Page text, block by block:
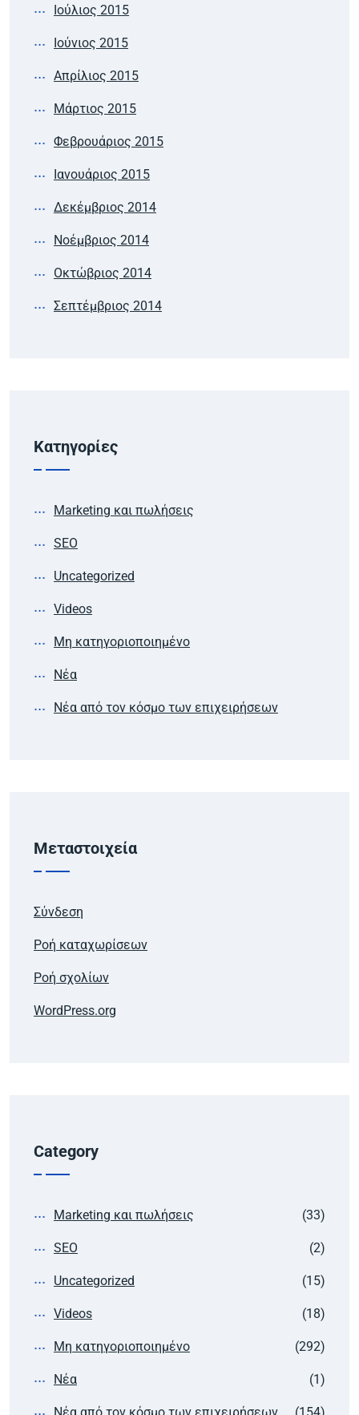
Ιούλιος 2015
Ιούνιος 2015
Απρίλιος 2015
Μάρτιος 2015
Φεβρουάριος 2015
Ιανουάριος 2015
Δεκέμβριος 2014
Νοέμβριος 2014
Οκτώβριος 2014
Σεπτέμβριος 2014
Kατηγορίες
Marketing και πωλήσεις
SEO
Uncategorized
Videos
Μη κατηγοριοποιημένο
Νέα
Νέα από τον κόσμο των επιχειρήσεων
Μεταστοιχεία
Σύνδεση
Ροή καταχωρίσεων
Ροή σχολίων
WordPress.org
Category
Marketing και πωλήσεις (33)
SEO (2)
Uncategorized (15)
Videos (18)
Μη κατηγοριοποιημένο (292)
Νέα (1)